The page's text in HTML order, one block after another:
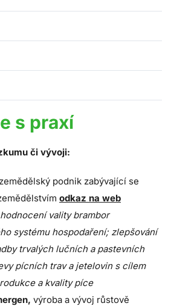
s praxí
či vývoji:
podnik zabývající se
odkaz na web
hodnocení vality brambor
systému hospodaření; zlepšování
trvalých lučních a pastevních
pícních trav a jetelovin s cílem
a kvality píce
výroba a vývoj růstově